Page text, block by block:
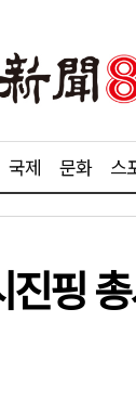
국제 문화 스
핑